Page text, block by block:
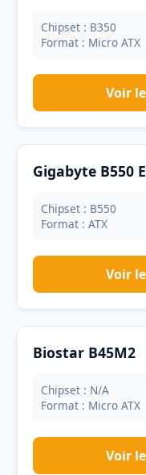
Chipset : B350
Format : Micro ATX
Voir
Gigabyte B550
Chipset : B550
Format : ATX
Voir
Biostar B45M2
Chipset : N/A
Format : Micro ATX
Voir